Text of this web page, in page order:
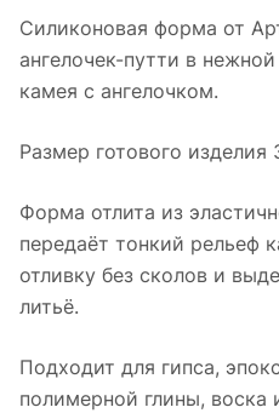
Силиконовая форма от
ангелочек-путти в
камея с ангелочком.
Размер готового
Форма отлита из
передаёт тонкий рельеф
отливку без сколов и
литьё.
Подходит для гипса,
полимерной глины,